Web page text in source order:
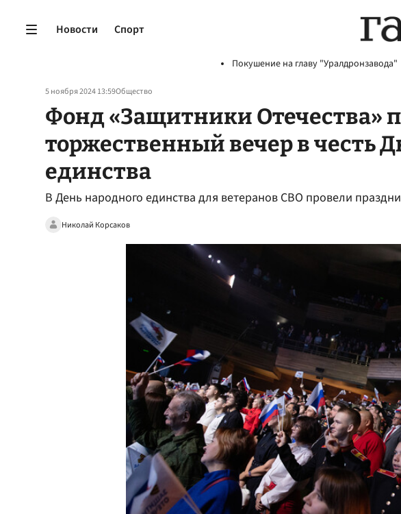
Новости Спорт
Покушение на главу "Уралдронзавода"
5 ноября 2024 13:59Общество
Фонд «Защитники Отечества»
торжественный вечер в честь
единства
В День народного единства для ветеранов СВО провели
Николай Корсаков